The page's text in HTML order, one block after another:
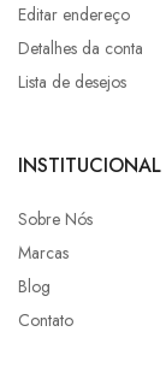
Editar endereço
Detalhes da conta
Lista de desejos
INSTITUCIONAL
Sobre Nós
Marcas
Blog
Contato